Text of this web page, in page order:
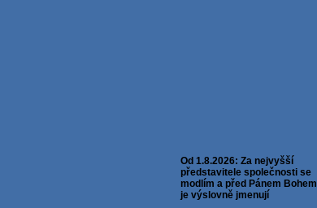
Od 1.8.2026: Za nejvyšší
představitele společnosti se
modlím a před Pánem Bohem
je výslovně jmenují